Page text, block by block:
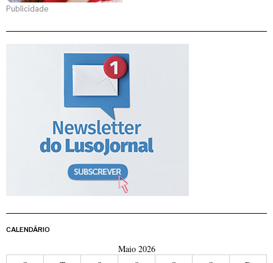
Publicidade
CALENDÁRIO
Maio 2026